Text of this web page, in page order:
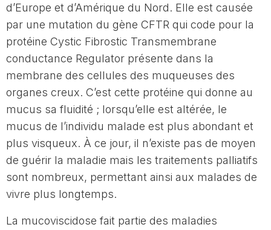
d’Europe et d’Amérique du Nord. Elle est causée
par une mutation du gène CFTR qui code pour la
protéine Cystic Fibrostic Transmembrane
conductance Regulator présente dans la
membrane des cellules des muqueuses des
organes creux. C’est cette protéine qui donne au
mucus sa fluidité ; lorsqu’elle est altérée, le
mucus de l’individu malade est plus abondant et
plus visqueux. À ce jour, il n’existe pas de moyen
de guérir la maladie mais les traitements palliatifs
sont nombreux, permettant ainsi aux malades de
vivre plus longtemps.
La mucoviscidose fait partie des maladies